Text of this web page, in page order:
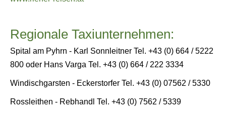
Regionale Taxiunternehmen:
Spital am Pyhrn - Karl Sonnleitner Tel. +43 (0) 664 / 5222
800 oder Hans Varga Tel. +43 (0) 664 / 222 3334
Windischgarsten - Eckerstorfer Tel. +43 (0) 07562 / 5330
Rossleithen - Rebhandl Tel. +43 (0) 7562 / 5339